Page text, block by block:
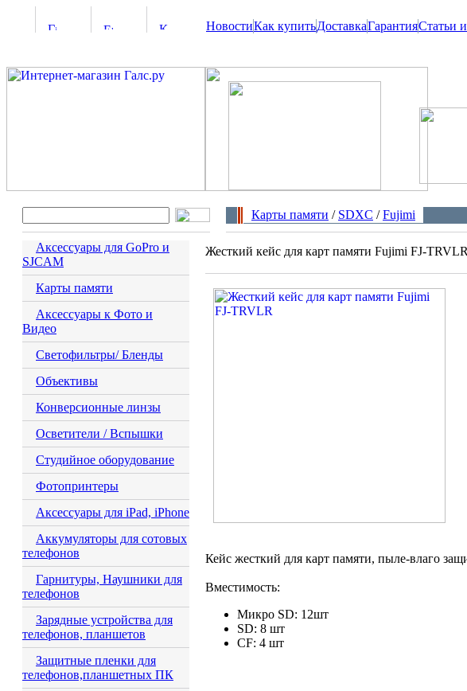
НовостиКак купитьДоставкаГарантияСтатьи
Карты памяти / SDXC /Fujimi
Аксессуары для GoPro и
SJCAM
Карты памяти
Аксессуары к Фото и
Видео
Светофильтры/ Бленды
Объективы
Конверсионные линзы
Осветители / Вспышки
Студийное оборудование
Фотопринтеры
Аксессуары для iPad, iPhone
Аккумуляторы для сотовых
телефонов
Гарнитуры, Наушники для
телефонов
Зарядные устройства для
телефонов, планшетов
Защитные пленки для
телефонов,планшетных ПК
Жесткий кейс для карт памяти Fujimi FJ-TRVLR
Кейс жесткий для карт памяти, пыле-влаго
Вместимость:
Микро SD: 12шт
SD: 8 шт
CF: 4 шт